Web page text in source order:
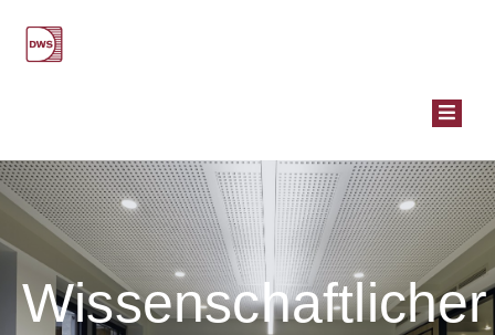
ACH­
TEN
ARBEITSKREISE
PUBLIKATIONEN
WISSENSCHAFTSPREIS
VERANSTALTUNGEN
Wissenschaftlicher